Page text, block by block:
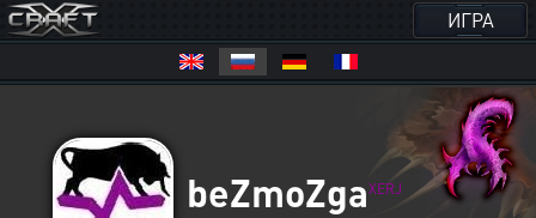
ИГРА
beZmoZgaXERJ